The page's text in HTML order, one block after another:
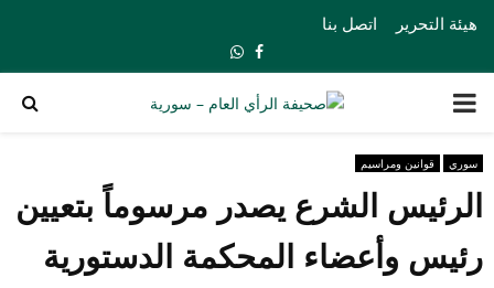
هيئة التحرير اتصل بنا
Facebook
Whatsapp
PRIMARY
MENU
سوري قوانين ومراسيم
الرئيس الشرع يصدر مرسوماً بتعيين
رئيس وأعضاء المحكمة الدستورية